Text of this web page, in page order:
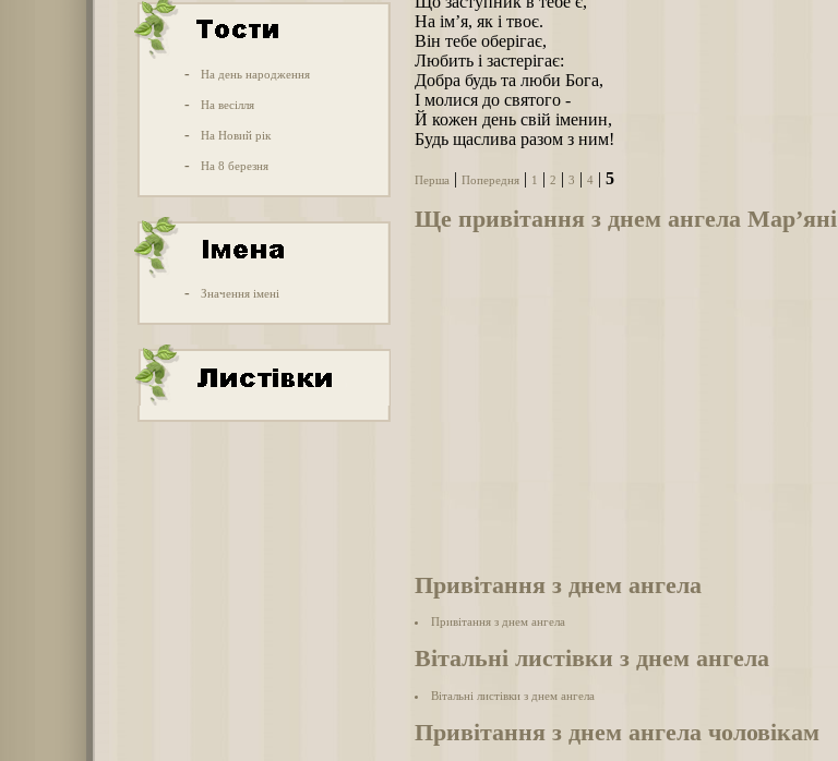
- На день народження
- На весілля
- На Новий рік
- На 8 березня
- Значення імені
На ім’я, як і твоє.
Він тебе оберігає,
Любить і застерігає:
Добра будь та люби Бога,
І молися до святого -
Й кожен день свій іменин,
Будь щаслива разом з ним!
Перша Попередня 1 2 3 4 5
Ще привітання з днем ангела Мар’яні
Привітання з днем ангела
Привітання з днем ангела
Вітальні листівки з днем ангела
Вітальні листівки з днем ангела
Привітання з днем ангела чоловікам